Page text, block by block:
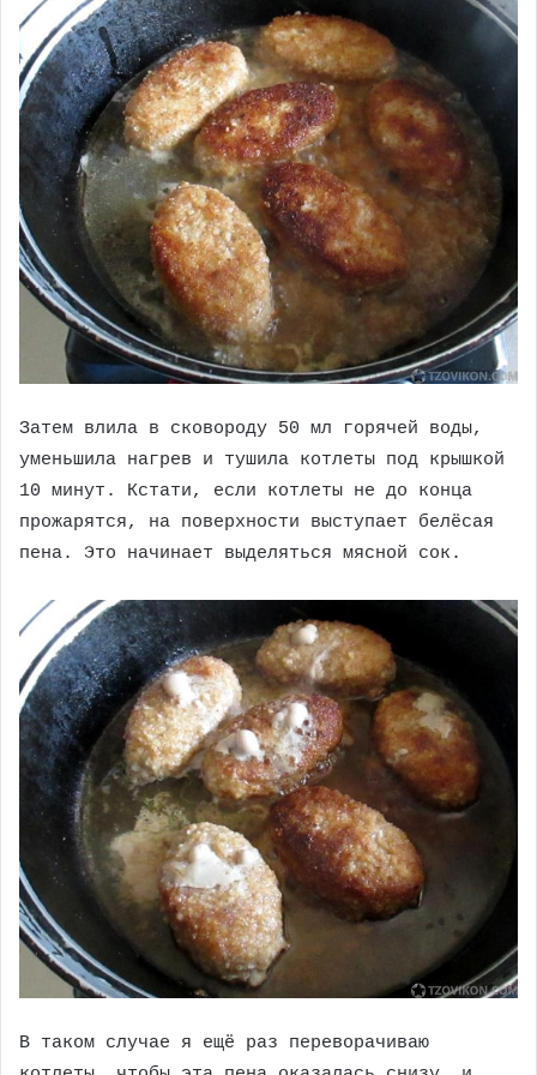
Затем влила в сковороду 50 мл горячей воды,
уменьшила нагрев и тушила котлеты под крышкой
10 минут. Кстати, если котлеты не до конца
прожарятся, на поверхности выступает белёсая
пена. Это начинает выделяться мясной сок.
В таком случае я ещё раз переворачиваю